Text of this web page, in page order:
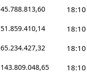
45.788.813,60 18:10
51.859.410,14 18:10
65.234.427,32 18:10
143.809.048,65 18:10